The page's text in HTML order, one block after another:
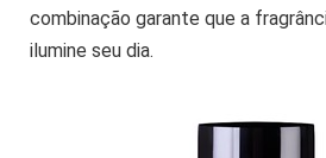
combinação garante que a
ilumine seu dia.